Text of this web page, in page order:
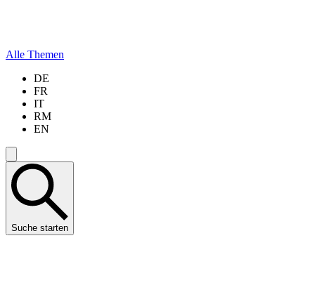
Alle Themen
DE
FR
IT
RM
EN
Suche starten